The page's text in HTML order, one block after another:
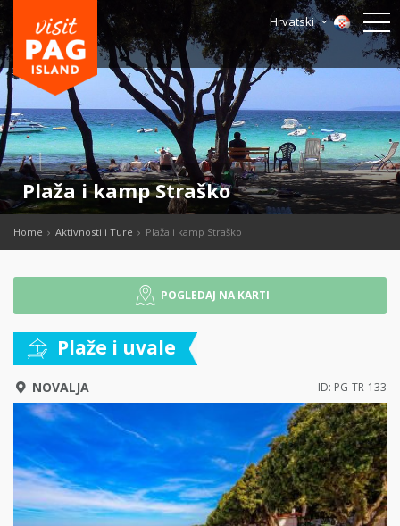
Hrvatski
Plaža i kamp Straško
Home Aktivnosti i Ture Plaža i kamp Straško
POGLEDAJ NA KARTI
Plaže i uvale
NOVALJA ID: PG-TR-133